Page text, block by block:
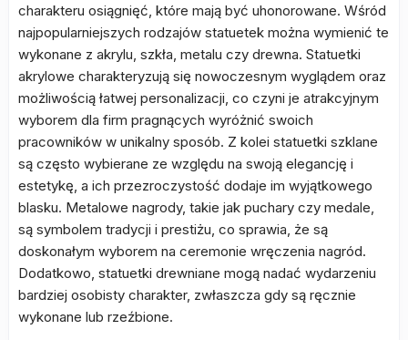
charakteru osiągnięć, które mają być uhonorowane. Wśród
najpopularniejszych rodzajów statuetek można wymienić te
wykonane z akrylu, szkła, metalu czy drewna. Statuetki
akrylowe charakteryzują się nowoczesnym wyglądem oraz
możliwością łatwej personalizacji, co czyni je atrakcyjnym
wyborem dla firm pragnących wyróżnić swoich
pracowników w unikalny sposób. Z kolei statuetki szklane
są często wybierane ze względu na swoją elegancję i
estetykę, a ich przezroczystość dodaje im wyjątkowego
blasku. Metalowe nagrody, takie jak puchary czy medale,
są symbolem tradycji i prestiżu, co sprawia, że są
doskonałym wyborem na ceremonie wręczenia nagród.
Dodatkowo, statuetki drewniane mogą nadać wydarzeniu
bardziej osobisty charakter, zwłaszcza gdy są ręcznie
wykonane lub rzeźbione.